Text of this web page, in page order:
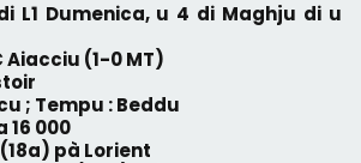
Aiacciu (1-0 MT)
; Tempu : Beddu
16 000
pà Lorient